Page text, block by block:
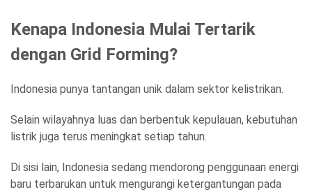
Kenapa Indonesia Mulai Tertarik
dengan Grid Forming?
Indonesia punya tantangan unik dalam sektor kelistrikan.
Selain wilayahnya luas dan berbentuk kepulauan, kebutuhan
listrik juga terus meningkat setiap tahun.
Di sisi lain, Indonesia sedang mendorong penggunaan energi
baru terbarukan untuk mengurangi ketergantungan pada